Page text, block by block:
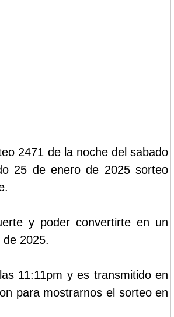
2471 de la noche del sabado
25 de enero de 2025 sorteo
y poder convertirte en un
2025.
11:11pm y es transmitido en
para mostrarnos el sorteo en